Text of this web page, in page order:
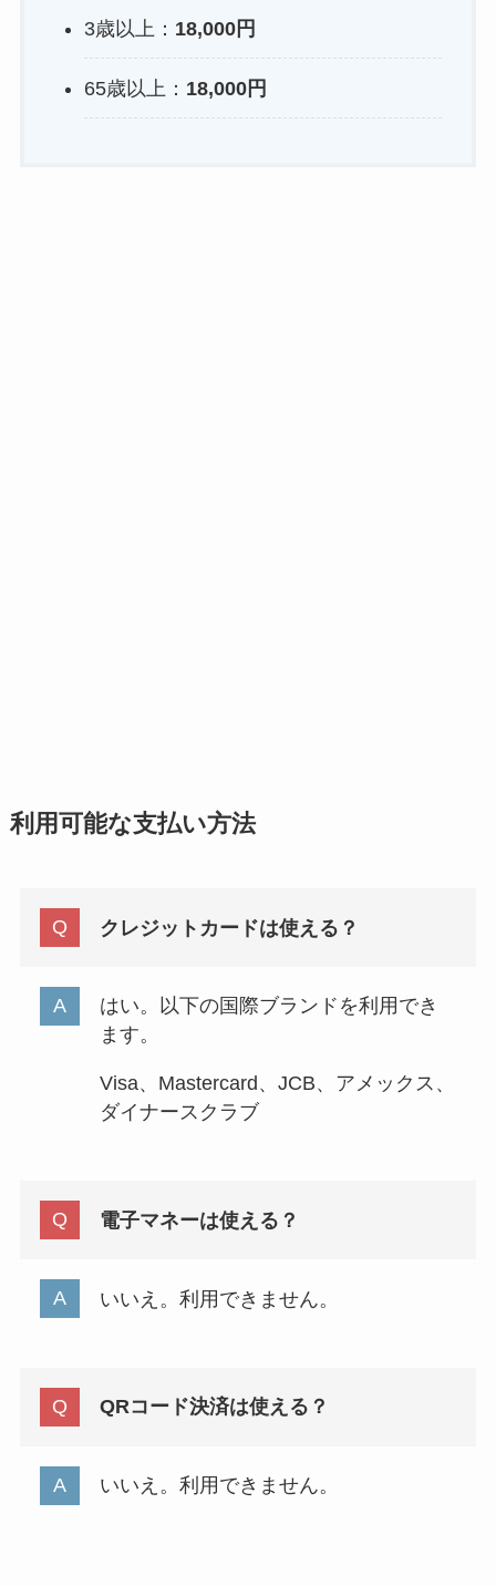
3歳以上： 18,000円
65歳以上： 18,000円
利用可能な支払い方法
クレジットカードは使える？
はい。以下の国際ブランドを利用でき
ます。
Visa、Mastercard、JCB、アメックス、
ダイナースクラブ
電子マネーは使える？
いいえ。利用できません。
QRコード決済は使える？
いいえ。利用できません。